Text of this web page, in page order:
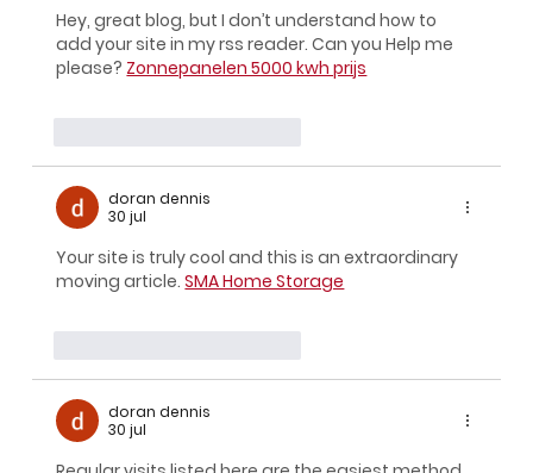
Hey, great blog, but I don’t understand how to
add your site in my rss reader. Can you Help me
please? Zonnepanelen 5000 kwh prijs
doran dennis
30 jul
Your site is truly cool and this is an extraordinary
moving article. SMA Home Storage
doran dennis
30 jul